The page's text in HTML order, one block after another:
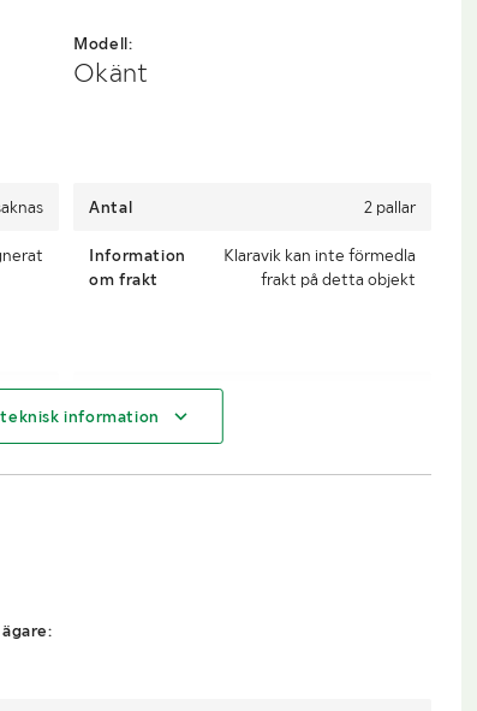
Modell:
Okänt
Antal 2 pallar
Information
om frakt
Klaravik kan inte förmedla
frakt på detta objekt
upp
mm
Övriga mått
teknisk information